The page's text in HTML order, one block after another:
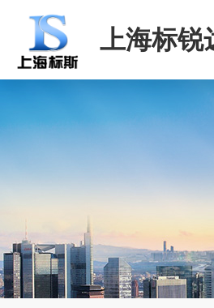
上海标锐
司